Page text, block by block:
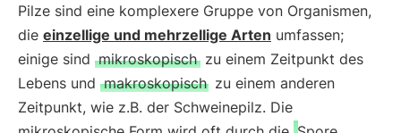
Pilze sind eine komplexere Gruppe von Organismen,
die einzellige und mehrzellige Arten umfassen;
einige sind mikroskopisch zu einem Zeitpunkt des
Lebens und makroskopisch zu einem anderen
Zeitpunkt, wie z.B. der Schweinepilz. Die